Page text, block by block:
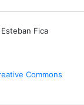
Fica
Commons